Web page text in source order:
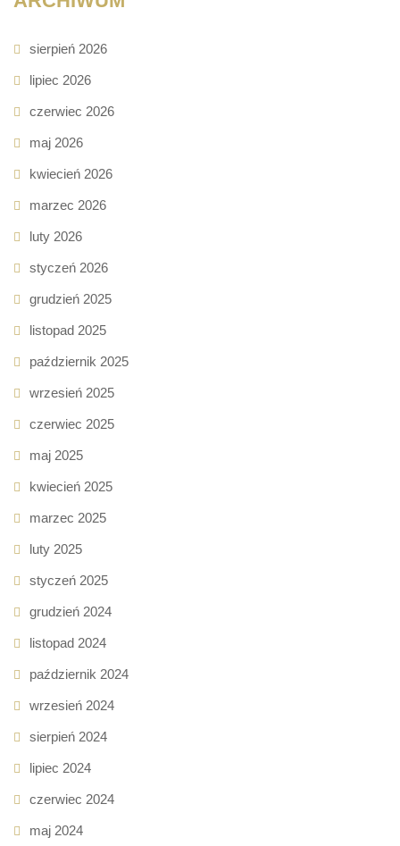
sierpień 2026
lipiec 2026
czerwiec 2026
maj 2026
kwiecień 2026
marzec 2026
luty 2026
styczeń 2026
grudzień 2025
listopad 2025
październik 2025
wrzesień 2025
czerwiec 2025
maj 2025
kwiecień 2025
marzec 2025
luty 2025
styczeń 2025
grudzień 2024
listopad 2024
październik 2024
wrzesień 2024
sierpień 2024
lipiec 2024
czerwiec 2024
maj 2024